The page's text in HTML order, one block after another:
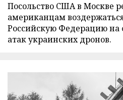
Посольство США в Москве
американцам
Российскую Федерацию на
атак украинских дронов.